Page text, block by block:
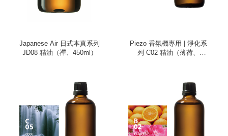
Japanese Air 日式本真系列
JD08 精油（禪、450ml）
Piezo 香氛機專用 | 淨化系
列 C02 精油（薄荷、